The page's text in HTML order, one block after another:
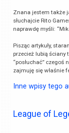
Znana jestem także
słuchajcie Rito
naprawdę myśli:
Pisząc artykuły,
przecież lubią
“posłuchać” czegoś
zajmuję się właśnie
Inne wpisy tego
League of